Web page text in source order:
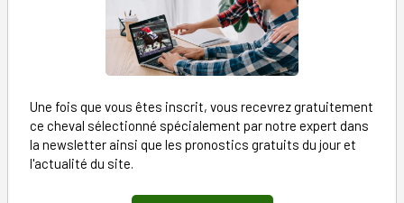
Une fois que vous êtes inscrit, vous recevrez gratuitement
ce cheval sélectionné spécialement par notre expert dans
la newsletter ainsi que les pronostics gratuits du jour et
l'actualité du site.